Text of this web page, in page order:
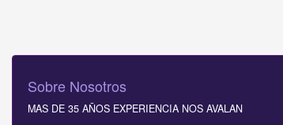
Sobre Nosotros
MAS DE 35 AÑOS EXPERIENCIA NOS AVALAN